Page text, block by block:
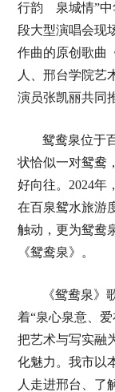
行韵 泉城情”中
段大型演唱会现
作曲的原创歌曲
人、邢台学院艺
演员张凯丽共同
鸳鸯泉位于
状恰似一对鸳鸯
好向往。2024年
在百泉鸳水旅游
触动，更为鸳鸯
《鸳鸯泉》。
《鸳鸯泉》
着“泉心泉意、
把艺术与写实融
化魅力。我市以
人走进邢台、了